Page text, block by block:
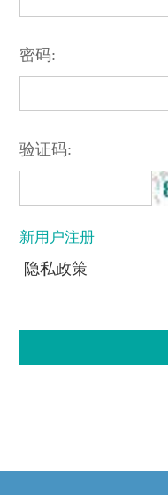
密码:
验证码:
新用户注册
隐私政策